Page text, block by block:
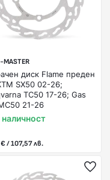
MASTER
диск Flame преден
SX50 02-26;
TC50 17-26; Gas
21-26
наличност
/ 107,57 лв.